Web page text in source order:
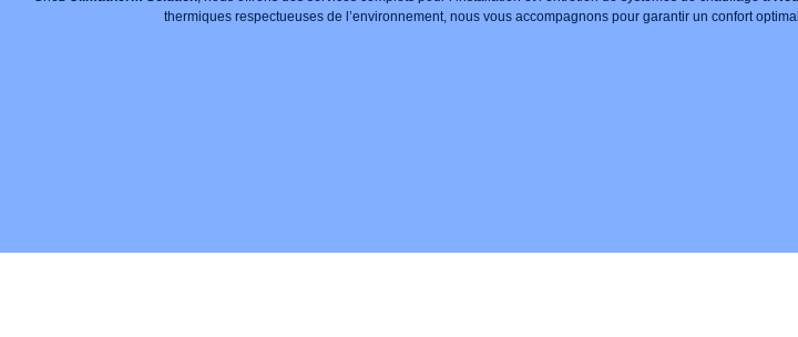
thermiques respectueuses de l’environnement, nous vous accompagnons pour garantir un confort